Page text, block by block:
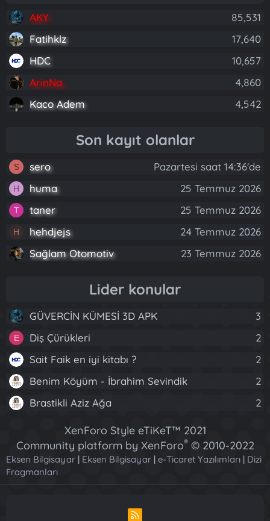
AKY
85,531
Fatihklz
17,640
HDC
10,657
ArinNa
4,860
Kaco Adem
4,542
Son kayıt olanlar
S sero Pazartesi saat 14:36'de
H huma 25 Temmuz 2026
T taner 25 Temmuz 2026
H hehdjejs
24 Temmuz 2026
Sağlam Otomotiv
23 Temmuz 2026
Lider konular
GÜVERCİN KÜMESİ 3D APK 3
E Diş Çürükleri
2
Sait Faik en iyi kitabı ?
2
Benim Köyüm - İbrahim Sevindik
2
Brastikli Aziz Ağa
2
XenForo Style eTiKeT™ 2021
Community platform by XenForo® © 2010-2022
XenForo Ltd.
[XGT] Forum statistics system
Eksen Bilgisayar | Eksen Bilgisayar | e-Ticaret Yazılımları | Dizi
Fragmanları
R